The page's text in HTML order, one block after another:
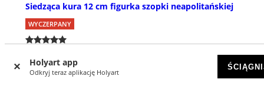
Holyart app
Odkryj teraz aplikację Holyart
Siedząca kura 12 cm figurka szopki neapolitańskiej
WYCZERPANY